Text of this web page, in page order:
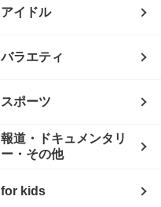
アイドル
バラエティ
スポーツ
報道・ドキュメンタリ
ー・その他
for kids